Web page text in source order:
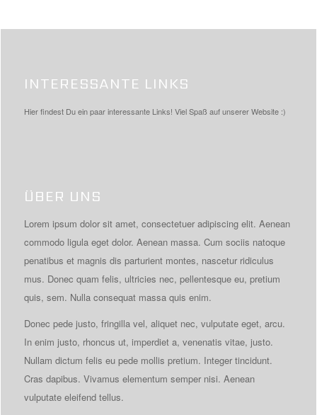
INTERESSANTE LINKS
Hier findest Du ein paar interessante Links! Viel Spaß auf unserer Website :)
ÜBER UNS
Lorem ipsum dolor sit amet, consectetuer adipiscing elit. Aenean
commodo ligula eget dolor. Aenean massa. Cum sociis natoque
penatibus et magnis dis parturient montes, nascetur ridiculus
mus. Donec quam felis, ultricies nec, pellentesque eu, pretium
quis, sem. Nulla consequat massa quis enim.
Donec pede justo, fringilla vel, aliquet nec, vulputate eget, arcu.
In enim justo, rhoncus ut, imperdiet a, venenatis vitae, justo.
Nullam dictum felis eu pede mollis pretium. Integer tincidunt.
Cras dapibus. Vivamus elementum semper nisi. Aenean
vulputate eleifend tellus.